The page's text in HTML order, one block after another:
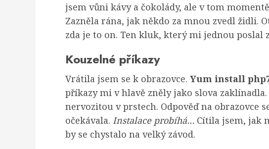
jsem vůni kávy a čokolády, ale v tom
Zazněla rána, jak někdo za mnou zvedl židli.
zda je to on. Ten kluk, který mi jednou poslal
Kouzelné příkazy
Vrátila jsem se k obrazovce. Yum install
příkazy mi v hlavě zněly jako slova
nervozitou v prstech. Odpověď na obrazovce
očekávala. Instalace probíhá… Cítila jsem, jak
by se chystalo na velký závod.